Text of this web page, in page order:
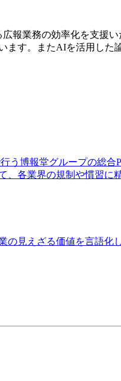
報業務の効率化を支援
ます。またAIを活用し
博報堂グループの総
各業界の規制や慣習に
見えざる価値を言語